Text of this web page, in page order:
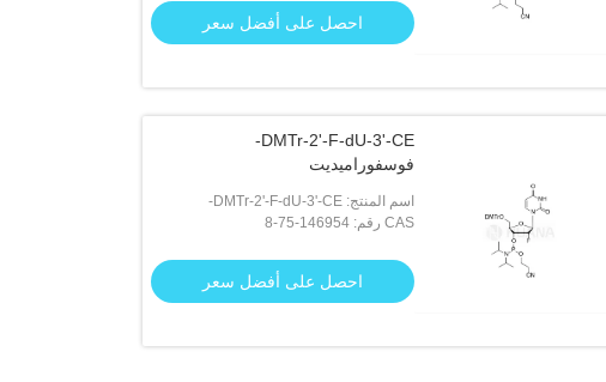
احصل على أفضل سعر
DMTr-2'-F-dU-3'-CE-
فوسفوراميديت
اسم المنتج: DMTr-2'-F-dU-3'-CE-
فوسفوراميديت
CAS رقم: 146954-75-8
احصل على أفضل سعر